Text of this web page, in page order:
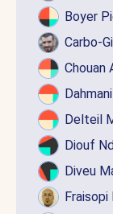
Boyer
Carbo-
Chouan
Delteil
Diouf
Diveu